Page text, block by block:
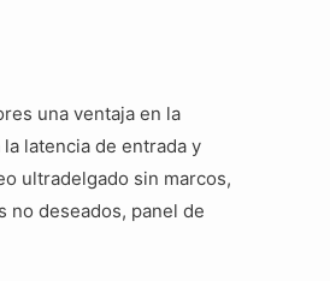
una ventaja en la
latencia de entrada y
ultradelgado sin marcos,
no deseados, panel de